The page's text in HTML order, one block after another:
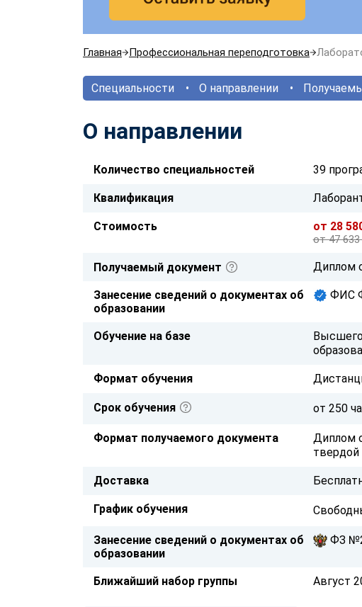
Главная Профессиональная переподготовка
Специальности О направлении
О направлении
Количество специальностей 39
Квалификация
Стоимость от 28
от 47 633
Получаемый документ Диплом
Занесение сведений о документах об
образовании
ФИС
Обучение на базе
Высшего
Формат обучения
Срок обучения от 250
Формат получаемого документа
Диплом
твердой
Доставка
График обучения
Занесение сведений о документах об
образовании
ФЗ
Ближайший набор группы Август